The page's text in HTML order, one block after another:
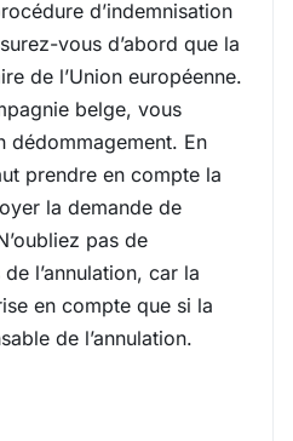
d’indemnisation
vous d’abord que la
de l’Union européenne.
belge, vous
dédommagement. En
prendre en compte la
la demande de
pas de
l’annulation, car la
en compte que si la
de l’annulation.